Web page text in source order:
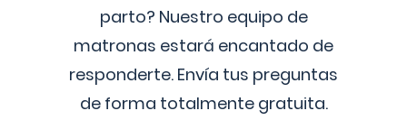
parto? Nuestro equipo de
matronas estará encantado de
responderte. Envía tus preguntas
de forma totalmente gratuita.